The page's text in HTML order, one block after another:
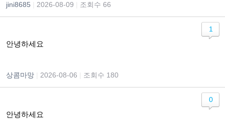
jini8685 2026-08-09 조회수 66
안녕하세요
상콤마망 2026-08-06 조회수 180
1
안녕하세요
0